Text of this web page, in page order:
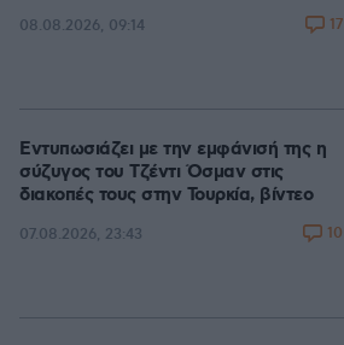
08.08.2026, 09:14 17
Εντυπωσιάζει με την εμφάνισή της η
σύζυγος του Τζέντι Όσμαν στις
διακοπές τους στην Τουρκία, βίντεο
07.08.2026, 23:43 10